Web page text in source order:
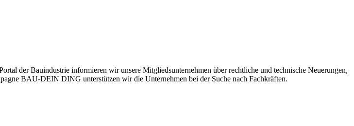
der Bauindustrie informieren wir unsere Mitgliedsunternehmen über rechtliche und technische Neuerungen,
BAU-DEIN DING unterstützen wir die Unternehmen bei der Suche nach Fachkräften.